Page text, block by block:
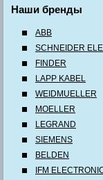
Наши бренды
ABB
SCHNEIDER
FINDER
LAPP KABEL
WEIDMUELLER
MOELLER
LEGRAND
SIEMENS
BELDEN
IFM